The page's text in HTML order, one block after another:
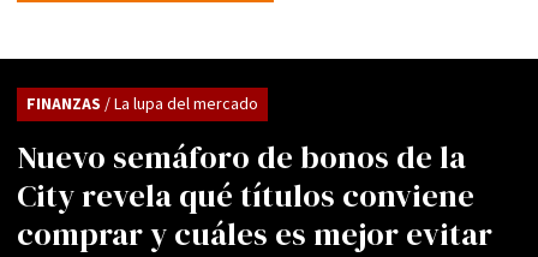
Nuevo semáforo de bonos de la
City revela qué títulos conviene
comprar y cuáles es mejor evitar
FINANZAS / La lupa del mercado